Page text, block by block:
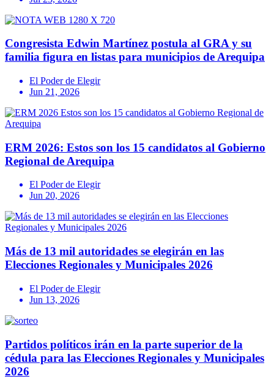
Congresista Edwin Martínez postula al GRA y su
familia figura en listas para municipios de Arequipa
El Poder de Elegir
Jun 21, 2026
ERM 2026: Estos son los 15 candidatos al Gobierno
Regional de Arequipa
El Poder de Elegir
Jun 20, 2026
Más de 13 mil autoridades se elegirán en las
Elecciones Regionales y Municipales 2026
El Poder de Elegir
Jun 13, 2026
Partidos políticos irán en la parte superior de la
cédula para las Elecciones Regionales y Municipales
2026